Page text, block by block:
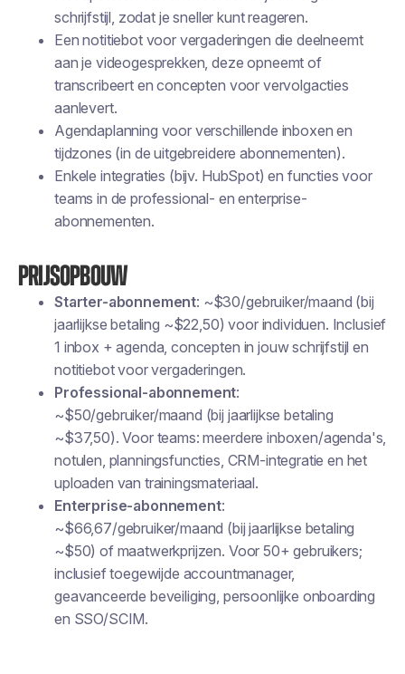
schrijfstijl, zodat je sneller kunt reageren.
Een notitiebot voor vergaderingen die deelneemt
aan je videogesprekken, deze opneemt of
transcribeert en concepten voor vervolgacties
aanlevert.
Agendaplanning voor verschillende inboxen en
tijdzones (in de uitgebreidere abonnementen).
Enkele integraties (bijv. HubSpot) en functies voor
teams in de professional- en enterprise-
abonnementen.
Prijsopbouw
Starter-abonnement: ~$30/gebruiker/maand (bij
jaarlijkse betaling ~$22,50) voor individuen. Inclusief
1 inbox + agenda, concepten in jouw schrijfstijl en
notitiebot voor vergaderingen.
Professional-abonnement:
~$50/gebruiker/maand (bij jaarlijkse betaling
~$37,50). Voor teams: meerdere inboxen/agenda's,
notulen, planningsfuncties, CRM-integratie en het
uploaden van trainingsmateriaal.
Enterprise-abonnement:
~$66,67/gebruiker/maand (bij jaarlijkse betaling
~$50) of maatwerkprijzen. Voor 50+ gebruikers;
inclusief toegewijde accountmanager,
geavanceerde beveiliging, persoonlijke onboarding
en SSO/SCIM.